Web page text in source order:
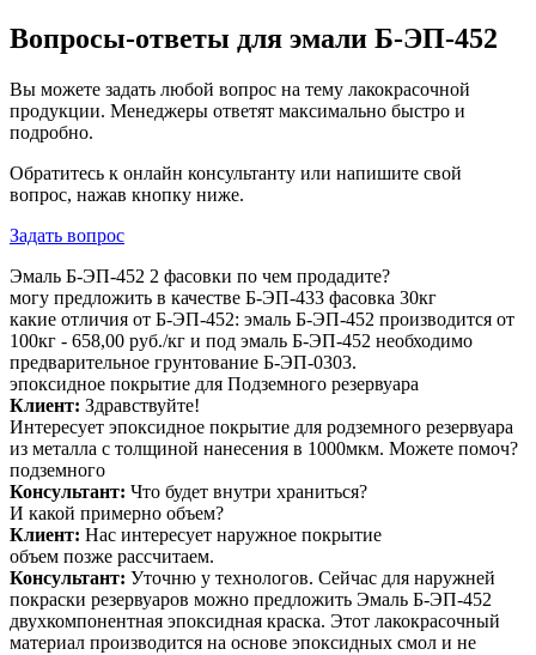
Вопросы-ответы для эмали Б-ЭП-452
Вы можете задать любой вопрос на тему лакокрасочной
продукции. Менеджеры ответят максимально быстро и
подробно.
Обратитесь к онлайн консультанту или напишите свой
вопрос, нажав кнопку ниже.
Задать вопрос
Эмаль Б-ЭП-452 2 фасовки по чем продадите?
могу предложить в качестве Б-ЭП-433 фасовка 30кг
какие отличия от Б-ЭП-452: эмаль Б-ЭП-452 производится от
100кг - 658,00 руб./кг и под эмаль Б-ЭП-452 необходимо
предварительное грунтование Б-ЭП-0303.
эпоксидное покрытие для Подземного резервуара
Клиент: Здравствуйте!
Интересует эпоксидное покрытие для родземного резервуара
из металла с толщиной нанесения в 1000мкм. Можете помоч?
подземного
Консультант: Что будет внутри храниться?
И какой примерно объем?
Клиент: Нас интересует наружное покрытие
объем позже рассчитаем.
Консультант: Уточню у технологов. Сейчас для наружней
покраски резервуаров можно предложить Эмаль Б-ЭП-452
двухкомпонентная эпоксидная краска. Этот лакокрасочный
материал производится на основе эпоксидных смол и не